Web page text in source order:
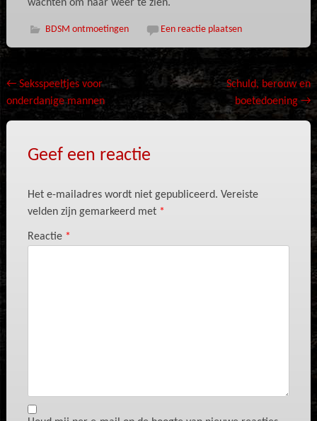
wachten om haar weer te zien.
BDSM ontmoetingen Een reactie plaatsen
Bericht
navigatie
←Seksspeeltjes voor
onderdanige mannen
Schuld, berouw en
boetedoening→
Geef een reactie
Het e-mailadres wordt niet gepubliceerd. Vereiste
velden zijn gemarkeerd met *
Reactie *